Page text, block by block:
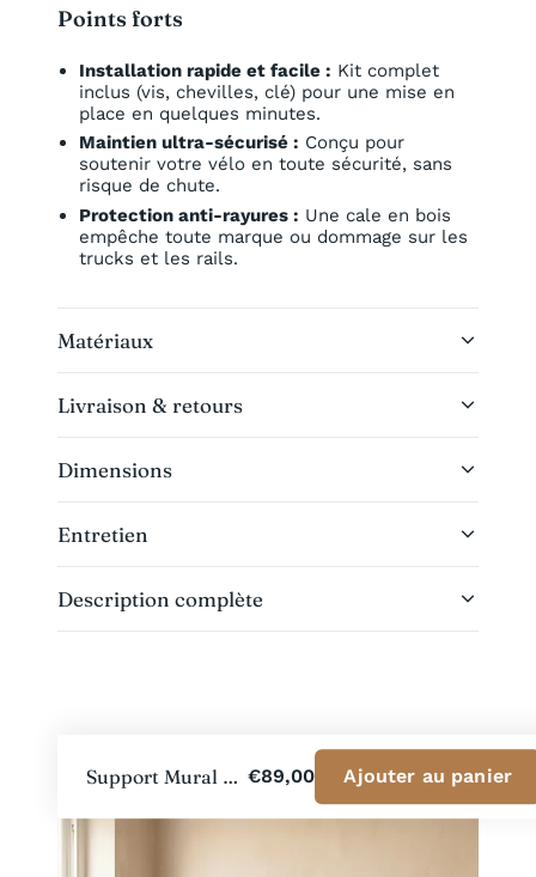
Points forts
Installation rapide et facile : Kit complet
inclus (vis, chevilles, clé) pour une mise en
place en quelques minutes.
Maintien ultra-sécurisé : Conçu pour
soutenir votre vélo en toute sécurité, sans
risque de chute.
Protection anti-rayures : Une cale en bois
empêche toute marque ou dommage sur les
trucks et les rails.
Matériaux
Livraison & retours
Dimensions
Entretien
Description complète
Support Mural Vélo de Route €89,00 Ajouter au panier